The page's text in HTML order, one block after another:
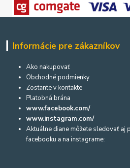
Informácie pre zákazníkov
Ako nakupovať
Obchodné podmienky
Zostante v kontakte
Platobná brána
www.facebook.com/
www.instagram.com/
Aktuálne diane môžete sledovať aj
facebooku a na instagrame: